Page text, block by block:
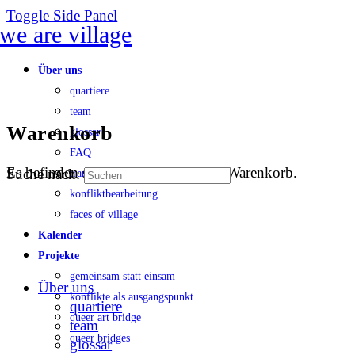
Toggle Side Panel
Über uns
quartiere
team
glossar
FAQ
transparenz
konfliktbearbeitung
faces of village
Kalender
Projekte
gemeinsam statt einsam
konflikte als ausgangspunkt
queer art bridge
queer bridges
Warenkorb
Es befinden sich keine Produkte im Warenkorb.
Suche nach:
Über uns
quartiere
team
glossar